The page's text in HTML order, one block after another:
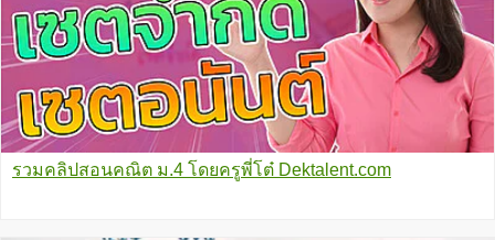
รวมคลิปสอนคณิต ม.4 โดยครูพี่โต๋ Dektalent.com